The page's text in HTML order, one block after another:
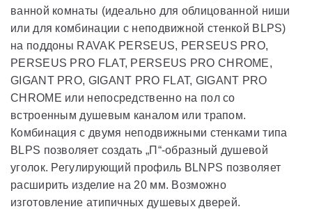
ванной комнаты (идеально для облицованной ниши
или для комбинации с неподвижной стенкой BLPS)
на поддоны RAVAK PERSEUS, PERSEUS PRO,
PERSEUS PRO FLAT, PERSEUS PRO CHROME,
GIGANT PRO, GIGANT PRO FLAT, GIGANT PRO
CHROME или непосредственно на пол со
встроенным душевым каналом или трапом.
Комбинация с двумя неподвижными стенками типа
BLPS позволяет создать „П“-образный душевой
уголок. Регулирующий профиль BLNPS позволяет
расширить изделие на 20 мм. Возможно
изготовление атипичных душевых дверей.